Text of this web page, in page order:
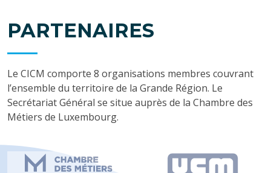
PARTENAIRES
Le CICM comporte 8 organisations membres couvrant
l’ensemble du territoire de la Grande Région. Le
Secrétariat Général se situe auprès de la Chambre des
Métiers de Luxembourg.